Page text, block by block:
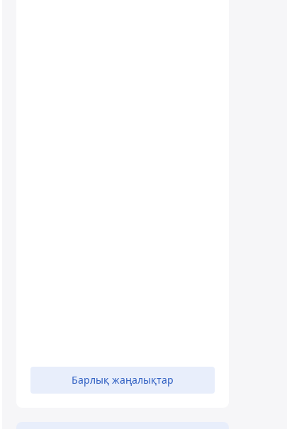
Барлық жаңалықтар